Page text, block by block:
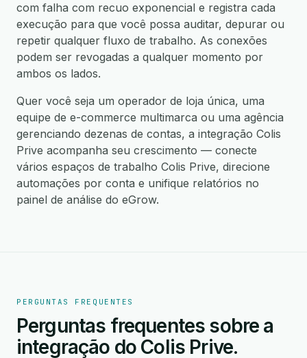
com falha com recuo exponencial e registra cada
execução para que você possa auditar, depurar ou
repetir qualquer fluxo de trabalho. As conexões
podem ser revogadas a qualquer momento por
ambos os lados.
Quer você seja um operador de loja única, uma
equipe de e-commerce multimarca ou uma agência
gerenciando dezenas de contas, a integração Colis
Prive acompanha seu crescimento — conecte
vários espaços de trabalho Colis Prive, direcione
automações por conta e unifique relatórios no
painel de análise do eGrow.
PERGUNTAS FREQUENTES
Perguntas frequentes sobre a
integração do Colis Prive.